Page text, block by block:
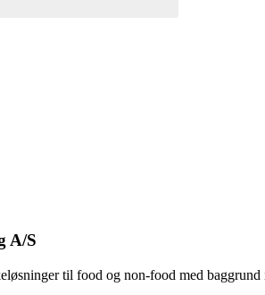
A/S
til food og non-food med baggrund